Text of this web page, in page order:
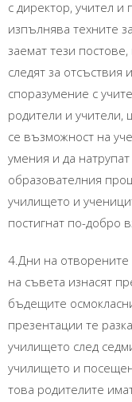
с директор, учител
изпълнява техните
заемат тези
следят за отсъствия
споразумение с
родители и учители,
се възможност на
умения и да
образователния
училището и
постигнат по-добро
4.Дни на
на съвета изнасят
бъдещите
презентации те
училището след
училището и
това родителите